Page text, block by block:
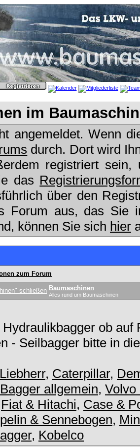
im
angemeldet. Wenn
durch. Dort wird
registriert
das
über den
Forum aus, das Sie
können Sie sich hier
zum Forum
Baumaschinen
Alles rund um Baumaschinen
ob auf
- Seilbagger bitte in
Liebherr, Caterpillar,
Bagger allgemein, Volvo
Fiat & Hitachi, Case &
& Sennebogen,
, Kobelco